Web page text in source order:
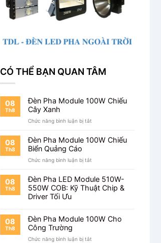
CÓ THỂ BẠN QUAN TÂM
08
Th8
Đèn Pha Module 100W Chiếu
Cây Xanh
Chức năng bình luận bị tắt
Pha
Module
Xanh
08
Th8
Đèn Pha Module 100W Chiếu
Biển Quảng Cáo
Chức năng bình luận bị tắt
Pha
Module
100W
Quảng
08
Th8
Đèn Pha LED Module 510W-
550W COB: Kỹ Thuật Chip &
Driver Tối Ưu
08
Th8
Đèn Pha Module 100W Cho
Công Trường
Chức năng bình luận bị tắt